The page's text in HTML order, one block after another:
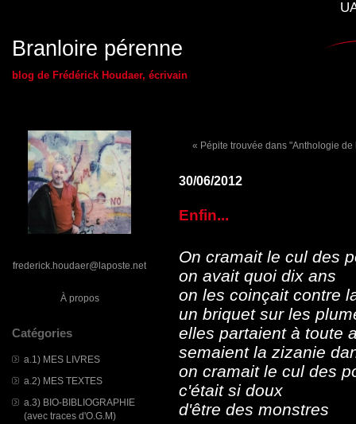
Branloire pérenne
blog de Frédérick Houdaer, écrivain
frederick.houdaer@laposte.net
À propos
Catégories
a.1) MES LIVRES
a.2) MES TEXTES
a.3) BIO-BIBLIOGRAPHIE
(avec traces d'O.G.M)
« Pépite trouvée dans "Anthologie
30/06/2012
Enfin...
On cramait le cul des
on avait quoi dix ans
on les coinçait contre
un briquet sur les
elles partaient à toute
semaient la zizanie
on cramait le cul des
c'était si doux
d'être des monstres